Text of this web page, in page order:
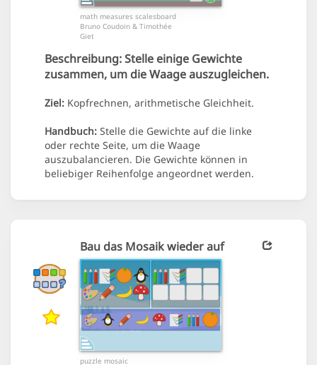
math measures scalesboard
Bruno Coudoin & Timothée
Giet
Beschreibung:Stelle einige Gewichte
zusammen, um die Waage auszugleichen.
Ziel: Kopfrechnen, arithmetische Gleichheit.
Handbuch: Stelle die Gewichte auf die linke
oder rechte Seite, um die Waage
auszubalancieren. Die Gewichte können in
beliebiger Reihenfolge angeordnet werden.
Bau das Mosaik wieder auf
puzzle mosaic